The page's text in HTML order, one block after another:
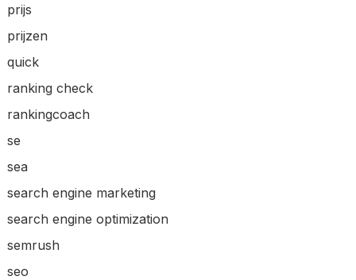
prijs
prijzen
quick
ranking check
rankingcoach
se
sea
search engine marketing
search engine optimization
semrush
seo